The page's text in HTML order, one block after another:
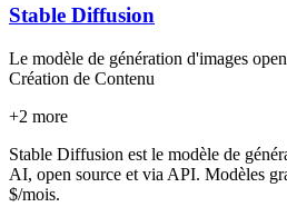
Stable Diffusion
Le modèle de génération d'images
Création de Contenu
+2 more
Stable Diffusion est le modèle de
AI, open source et via API. Modèles
$/mois.